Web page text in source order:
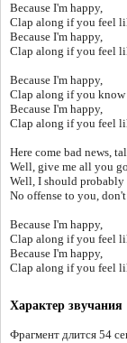
Because I'm happy,
Clap along if you feel
Because I'm happy,
Clap along if you feel
Because I'm happy,
Clap along if you know
Because I'm happy,
Clap along if you feel
Here come bad news,
Well, give me all you
Well, I should
No offense to you,
Because I'm happy,
Clap along if you feel
Because I'm happy,
Clap along if you feel
Характер звучания
Фрагмент длится 54